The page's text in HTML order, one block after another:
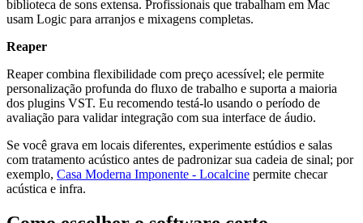
biblioteca de sons extensa. Profissionais que trabalham em Mac
usam Logic para arranjos e mixagens completas.
Reaper
Reaper combina flexibilidade com preço acessível; ele permite
personalização profunda do fluxo de trabalho e suporta a maioria
dos plugins VST. Eu recomendo testá-lo usando o período de
avaliação para validar integração com sua interface de áudio.
Se você grava em locais diferentes, experimente estúdios e salas
com tratamento acústico antes de padronizar sua cadeia de sinal; por
exemplo, Casa Moderna Imponente - Localcine permite checar
acústica e infra.